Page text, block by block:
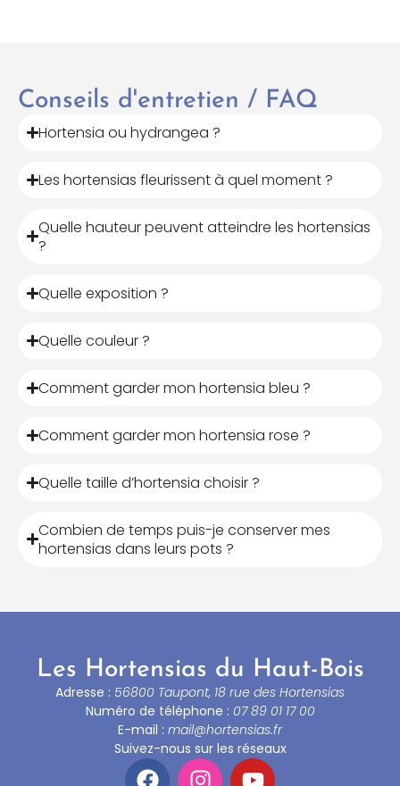
Conseils d'entretien / FAQ
Hortensia ou hydrangea ?
Les hortensias fleurissent à quel moment ?
Quelle hauteur peuvent atteindre les hortensias
?
Quelle exposition ?
Quelle couleur ?
Comment garder mon hortensia bleu ?
Comment garder mon hortensia rose ?
Quelle taille d’hortensia choisir ?
Combien de temps puis-je conserver mes
hortensias dans leurs pots ?
Les Hortensias du Haut-Bois
Adresse : 56800 Taupont, 18 rue des Hortensias
Numéro de téléphone : 07 89 01 17 00
E-mail : mail@hortensias.fr
Suivez-nous sur les réseaux